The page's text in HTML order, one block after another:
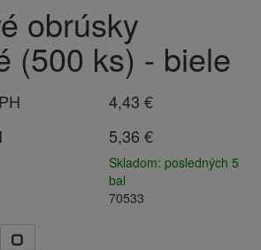
obrúsky
(500 ks) - biele
4,43 €
5,36 €
Skladom: posledných 5
bal
70533